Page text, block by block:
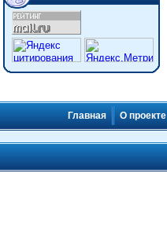
Главная О проекте